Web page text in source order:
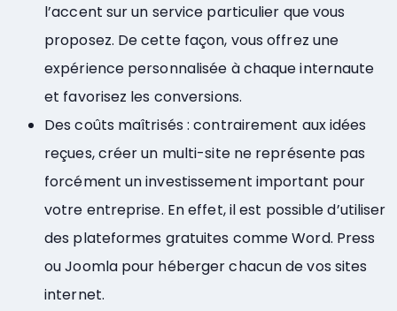
l’accent sur un service particulier que vous
proposez. De cette façon, vous offrez une
expérience personnalisée à chaque internaute
et favorisez les conversions.
Des coûts maîtrisés : contrairement aux idées
reçues, créer un multi-site ne représente pas
forcément un investissement important pour
votre entreprise. En effet, il est possible d’utiliser
des plateformes gratuites comme Word. Press
ou Joomla pour héberger chacun de vos sites
internet.